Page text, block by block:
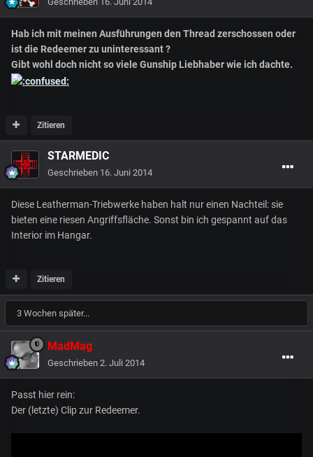
Hab ich mit meinen Ausführungen den Thread zerschossen oder
ist die Redeemer zu uninteressant ?
Gibt wohl doch nicht so viele Gunship Liebhaber wie ich dachte.
Zitieren
STARMEDIC
Geschrieben 16. Juni 2014
Diese Leatherman-Triebwerke haben halt nur einen Nachteil: sie
bieten eine riesen Angriffsfläche. Sonst bin ich gespannt auf das
Interior im Hangar.
Zitieren
3 Wochen später...
MadMag
Geschrieben 2. Juli 2014
Passt hier rein:
Der (letzte) Clip zur Redeemer.